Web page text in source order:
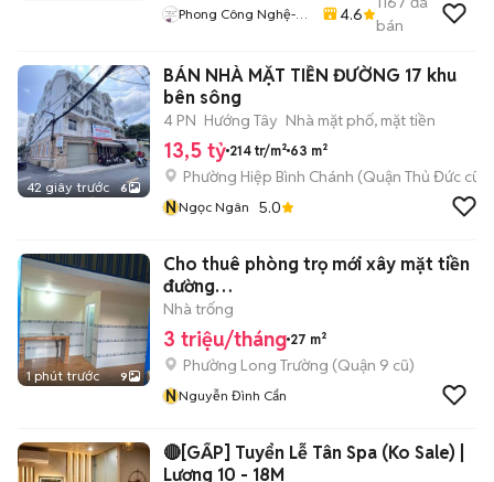
Phong Công Nghệ-
4.6
bán
42 giây trước 6
BÁN NHÀ MẶT TIỀN ĐƯỜNG 17 khu
bên sông
4 PN Hướng Tây Nhà mặt phố, mặt tiền
13,5 tỷ 214 tr/m² 63 m²
Phường Hiệp Bình Chánh (Quận Thủ Đức cũ)
NNgọc Ngân 5.0
1 phút trước 9
Cho thuê phòng trọ mới xây mặt tiền
đường
NguyễnDuyTrinhcógácđổbêtông
Nhà trống
3 triệu/tháng 27 m²
Phường Long Trường (Quận 9 cũ)
NNguyễn Đình Cẩn
🔴[GẤP] Tuyển Lễ Tân Spa (Ko Sale) |
Lương 10 - 18M